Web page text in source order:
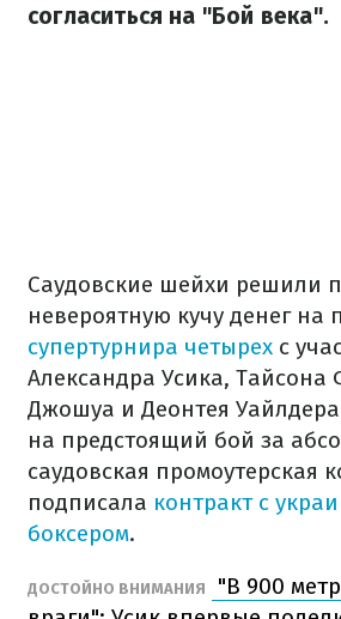
согласиться на "Бой века".
Саудовские шейхи решили
невероятную кучу денег на
супертурнира четырех с
Александра Усика,
Джошуа и Деонтея
на предстоящий бой за
саудовская промоутерская
подписала контракт с
боксером.
ДОСТОЙНО ВНИМАНИЯ
"В 900